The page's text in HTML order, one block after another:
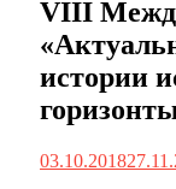
VIII
истории
03.10.2018